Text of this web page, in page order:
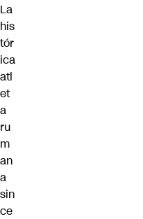
La
his
tór
ica
atl
et
a
ru
m
an
a
sin
ce